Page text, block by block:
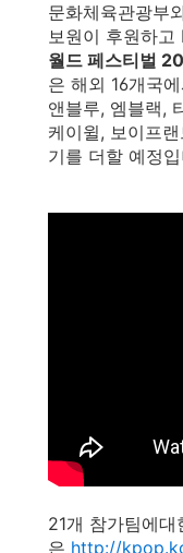
문화체육관광부
보원이 후원하고
월드 페스티벌
은 해외 16개국
앤블루, 엠블랙,
케이윌, 보이프
기를 더할 예정
21개 참가팀에
은 http://